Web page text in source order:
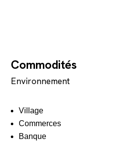
Commodités
Environnement
Village
Commerces
Banque